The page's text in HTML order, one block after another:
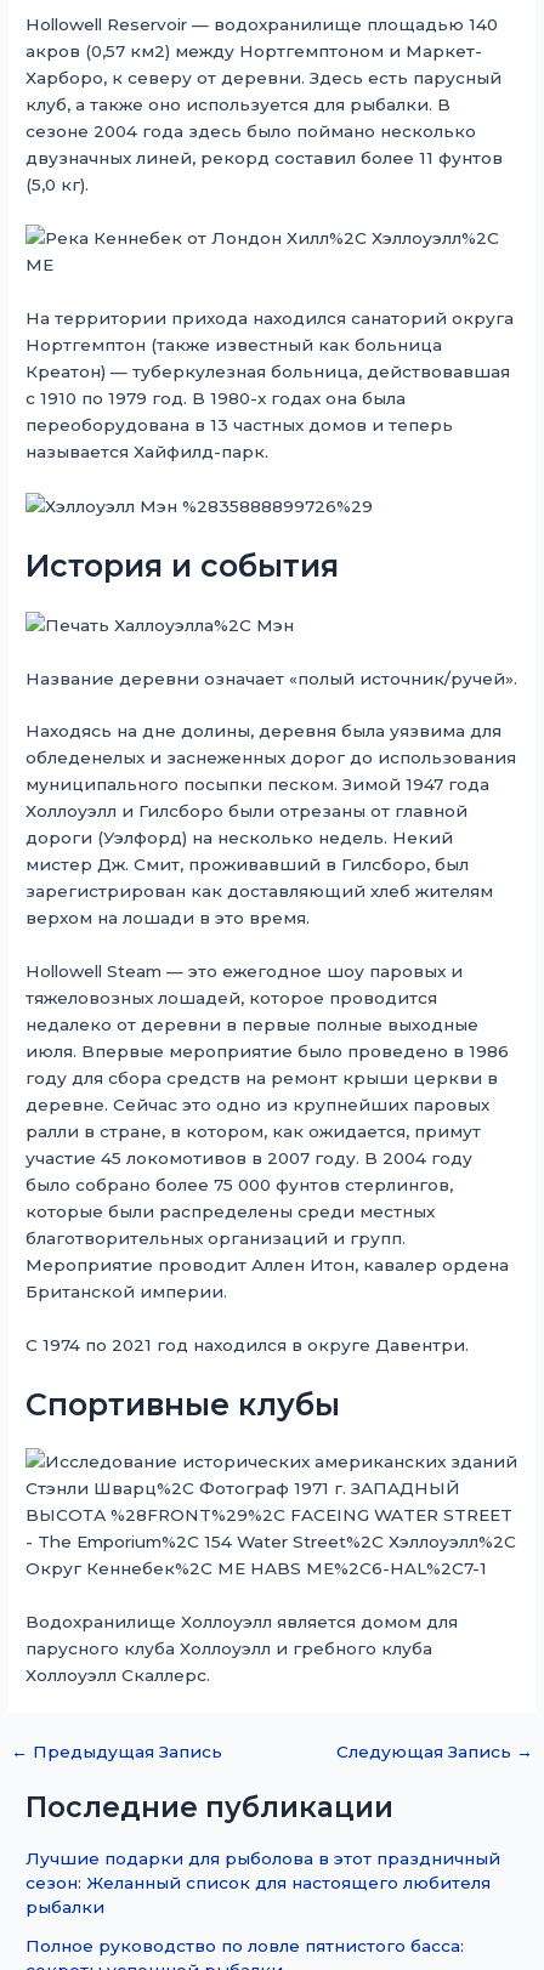
Hollowell Reservoir — водохранилище площадью 140
акров (0,57 км2) между Нортгемптоном и Маркет-
Харборо, к северу от деревни. Здесь есть парусный
клуб, а также оно используется для рыбалки. В
сезоне 2004 года здесь было поймано несколько
двузначных линей, рекорд составил более 11 фунтов
(5,0 кг).
На территории прихода находился санаторий округа
Нортгемптон (также известный как больница
Креатон) — туберкулезная больница, действовавшая
с 1910 по 1979 год. В 1980-х годах она была
переоборудована в 13 частных домов и теперь
называется Хайфилд-парк.
История и события
Название деревни означает «полый источник/ручей».
Находясь на дне долины, деревня была уязвима для
обледенелых и заснеженных дорог до использования
муниципального посыпки песком. Зимой 1947 года
Холлоуэлл и Гилсборо были отрезаны от главной
дороги (Уэлфорд) на несколько недель. Некий
мистер Дж. Смит, проживавший в Гилсборо, был
зарегистрирован как доставляющий хлеб жителям
верхом на лошади в это время.
Hollowell Steam — это ежегодное шоу паровых и
тяжеловозных лошадей, которое проводится
недалеко от деревни в первые полные выходные
июля. Впервые мероприятие было проведено в 1986
году для сбора средств на ремонт крыши церкви в
деревне. Сейчас это одно из крупнейших паровых
ралли в стране, в котором, как ожидается, примут
участие 45 локомотивов в 2007 году. В 2004 году
было собрано более 75 000 фунтов стерлингов,
которые были распределены среди местных
благотворительных организаций и групп.
Мероприятие проводит Аллен Итон, кавалер ордена
Британской империи.
С 1974 по 2021 год находился в округе Давентри.
Спортивные клубы
Водохранилище Холлоуэлл является домом для
парусного клуба Холлоуэлл и гребного клуба
Холлоуэлл Скаллерс.
← Предыдущая Запись Следующая Запись →
Последние публикации
Лучшие подарки для рыболова в этот праздничный
сезон: Желанный список для настоящего любителя
рыбалки
Полное руководство по ловле пятнистого басса: